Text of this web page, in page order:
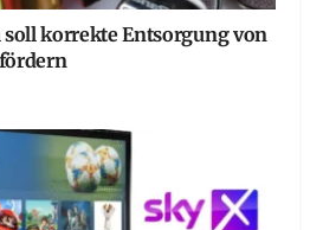
soll korrekte Entsorgung von